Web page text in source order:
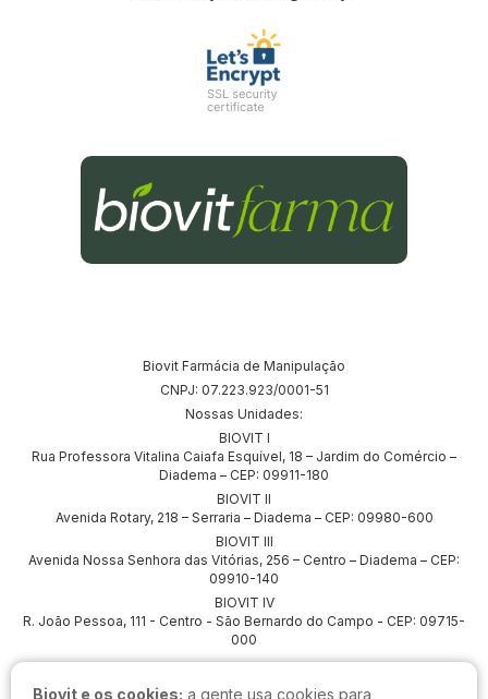
Biovit e os cookies: a gente usa cookies para
Biovit Farmácia de Manipulação
CNPJ: 07.223.923/0001-51
Nossas Unidades:
BIOVIT I
Rua Professora Vitalina Caiafa Esquível, 18 – Jardim do Comércio –
Diadema – CEP: 09911-180
BIOVIT II
Avenida Rotary, 218 – Serraria – Diadema – CEP: 09980-600
BIOVIT III
Avenida Nossa Senhora das Vitórias, 256 – Centro – Diadema – CEP:
09910-140
BIOVIT IV
R. João Pessoa, 111 - Centro - São Bernardo do Campo - CEP: 09715-
000